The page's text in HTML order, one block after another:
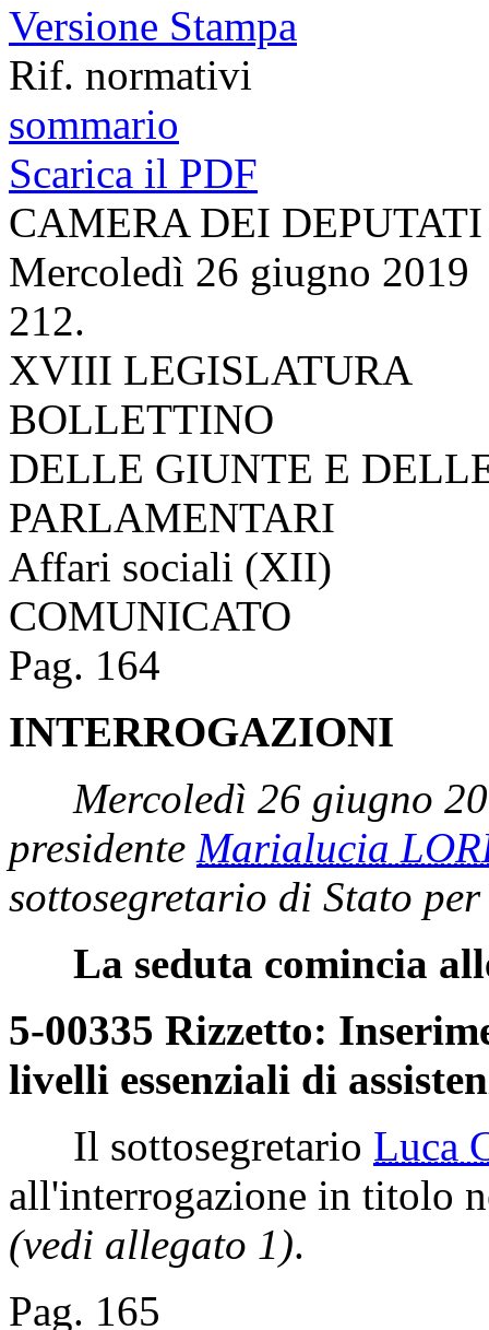
Versione Stampa
Rif. normativi
sommario
Scarica il PDF
CAMERA DEI DEPUTATI
Mercoledì 26 giugno 2019
212.
XVIII LEGISLATURA
BOLLETTINO
DELLE GIUNTE E
PARLAMENTARI
Affari sociali (XII)
COMUNICATO
Pag. 164
INTERROGAZIONI
Mercoledì 26 giugno
presidente Marialucia
sottosegretario di Stato
La seduta comincia
5-00335 Rizzetto:
livelli essenziali di
Il sottosegretario Luca
all'interrogazione in titolo
(vedi allegato 1).
Pag. 165